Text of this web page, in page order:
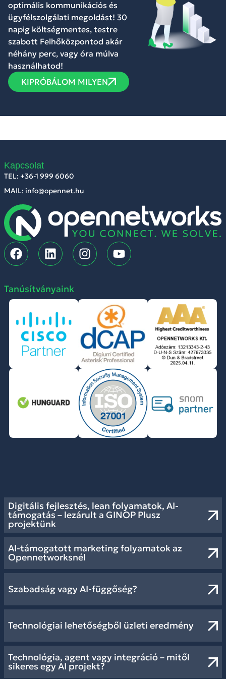
optimális kommunikációs és
ügyfélszolgálati megoldást! 30
napig költségmentes, testre
szabott Felhőközpontod akár
néhány perc, vagy óra múlva
használhatod!
KIPRÓBÁLOM MILYEN
Digitális fejlesztés, lean folyamatok, AI-
támogatás – lezárult a GINOP Plusz
projektünk
AI-támogatott marketing folyamatok az
Opennetworksnél
Szabadság vagy AI-függőség?
Technológiai lehetőségből üzleti eredmény
Technológia, agent vagy integráció – mitől
sikeres egy AI projekt?
Kapcsolat
TEL: +36-1 999 6060
MAIL: info@opennet.hu
Tanúsítványaink